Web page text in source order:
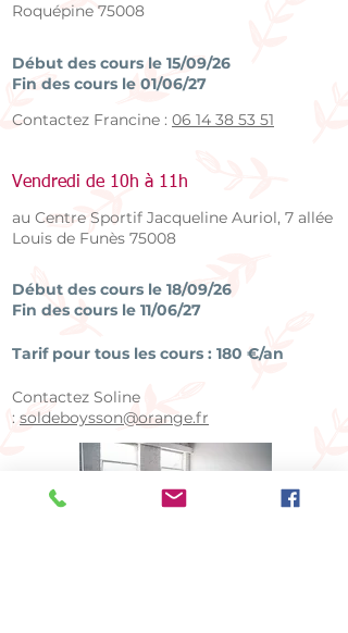
Roquépine 75008
Début des cours le 15/09/26
Fin des cours le 01/06/27
Contactez Francine : 06 14 38 53 51
Vendredi de 10h à 11h
au Centre Sportif Jacqueline Auriol, 7 allée
Louis de Funès 75008
Début des cours le 18/09/26
Fin des cours le 11/06/27
Tarif pour tous les cours : 180 €/an
Contactez Soline
: soldeboysson@orange.fr